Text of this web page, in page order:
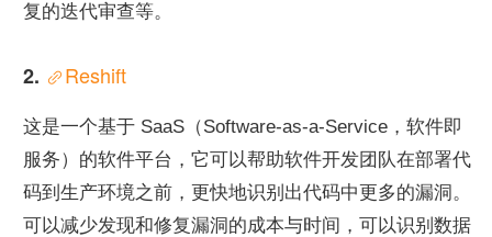
复的迭代审查等。
2. Reshift
这是一个基于 SaaS（Software-as-a-Service，软件即
服务）的软件平台，它可以帮助软件开发团队在部署代
码到生产环境之前，更快地识别出代码中更多的漏洞。
可以减少发现和修复漏洞的成本与时间，可以识别数据